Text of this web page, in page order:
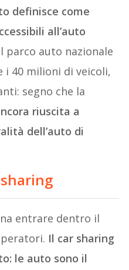
definisce come
all’auto
parco auto nazionale
i 40 milioni di veicoli,
segno che la
riuscita a
dell’auto di
entrare dentro il
Il car sharing
le auto sono il